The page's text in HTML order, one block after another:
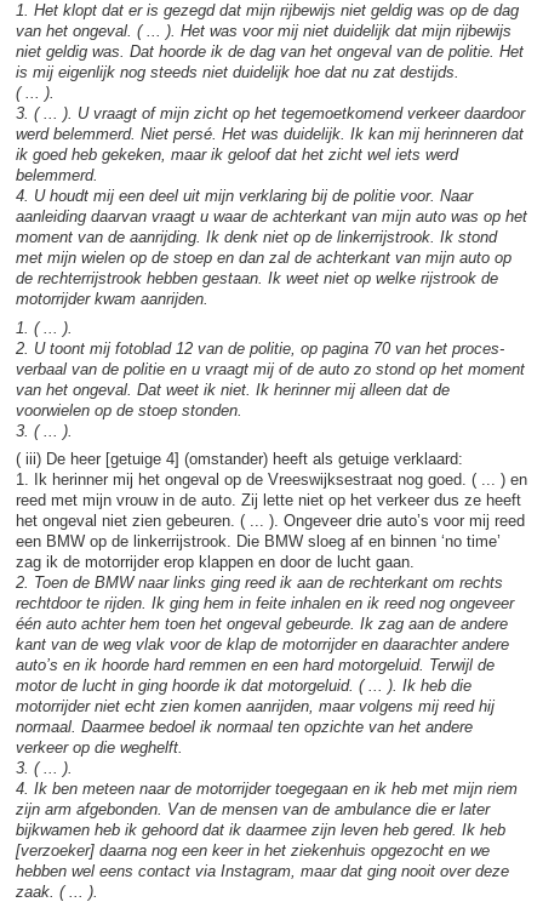
1. Het klopt dat er is gezegd dat mijn rijbewijs niet geldig was op de dag
van het ongeval. ( ... ). Het was voor mij niet duidelijk dat mijn rijbewijs
niet geldig was. Dat hoorde ik de dag van het ongeval van de politie. Het
is mij eigenlijk nog steeds niet duidelijk hoe dat nu zat destijds.
( ... ).
3. ( ... ). U vraagt of mijn zicht op het tegemoetkomend verkeer daardoor
werd belemmerd. Niet persé. Het was duidelijk. Ik kan mij herinneren dat
ik goed heb gekeken, maar ik geloof dat het zicht wel iets werd
belemmerd.
4. U houdt mij een deel uit mijn verklaring bij de politie voor. Naar
aanleiding daarvan vraagt u waar de achterkant van mijn auto was op het
moment van de aanrijding. Ik denk niet op de linkerrijstrook. Ik stond
met mijn wielen op de stoep en dan zal de achterkant van mijn auto op
de rechterrijstrook hebben gestaan. Ik weet niet op welke rijstrook de
motorrijder kwam aanrijden.
1. ( ... ).
2. U toont mij fotoblad 12 van de politie, op pagina 70 van het proces-
verbaal van de politie en u vraagt mij of de auto zo stond op het moment
van het ongeval. Dat weet ik niet. Ik herinner mij alleen dat de
voorwielen op de stoep stonden.
3. ( ... ).
( iii) De heer [getuige 4] (omstander) heeft als getuige verklaard:
1. Ik herinner mij het ongeval op de Vreeswijksestraat nog goed. ( ... ) en
reed met mijn vrouw in de auto. Zij lette niet op het verkeer dus ze heeft
het ongeval niet zien gebeuren. ( ... ). Ongeveer drie auto’s voor mij reed
een BMW op de linkerrijstrook. Die BMW sloeg af en binnen ‘no time’
zag ik de motorrijder erop klappen en door de lucht gaan.
2. Toen de BMW naar links ging reed ik aan de rechterkant om rechts
rechtdoor te rijden. Ik ging hem in feite inhalen en ik reed nog ongeveer
één auto achter hem toen het ongeval gebeurde. Ik zag aan de andere
kant van de weg vlak voor de klap de motorrijder en daarachter andere
auto’s en ik hoorde hard remmen en een hard motorgeluid. Terwijl de
motor de lucht in ging hoorde ik dat motorgeluid. ( ... ). Ik heb die
motorrijder niet echt zien komen aanrijden, maar volgens mij reed hij
normaal. Daarmee bedoel ik normaal ten opzichte van het andere
verkeer op die weghelft.
3. ( ... ).
4. Ik ben meteen naar de motorrijder toegegaan en ik heb met mijn riem
zijn arm afgebonden. Van de mensen van de ambulance die er later
bijkwamen heb ik gehoord dat ik daarmee zijn leven heb gered. Ik heb
[verzoeker] daarna nog een keer in het ziekenhuis opgezocht en we
hebben wel eens contact via Instagram, maar dat ging nooit over deze
zaak. ( ... ).